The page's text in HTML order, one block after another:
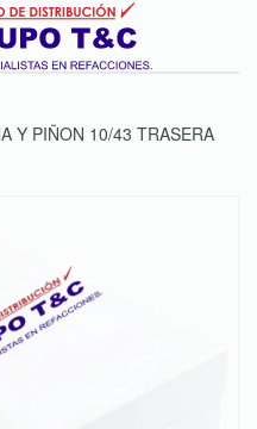
Y PIÑON 10/43 TRASERA